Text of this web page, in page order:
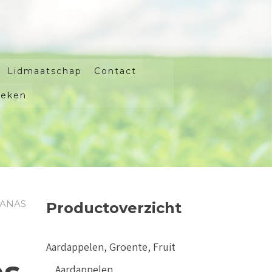
Lidmaatschap Contact
Productoverzicht
Aardappelen, Groente, Fruit